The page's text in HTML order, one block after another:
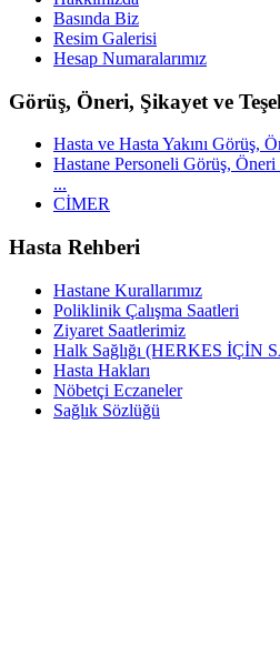
Basında Biz
Resim Galerisi
Hesap Numaralarımız
Görüş, Öneri, Şikayet ve
Hasta ve Hasta Yakını Görüş,
Hastane Personeli Görüş,
...
CİMER
Hasta Rehberi
Hastane Kurallarımız
Poliklinik Çalışma Saatleri
Ziyaret Saatlerimiz
Halk Sağlığı (HERKES İÇİN
Hasta Hakları
Nöbetçi Eczaneler
Sağlık Sözlüğü